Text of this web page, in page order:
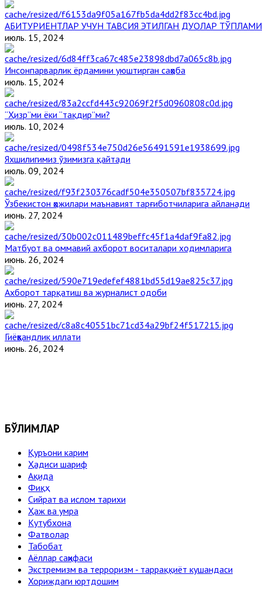
АБИТУРИЕНТЛАР УЧУН ТАВСИЯ ЭТИЛГАН ДУОЛАР ТЎПЛАМИ
июль. 15, 2024
Инсонпарварлик ёрдамини уюштирган саҳоба
июль. 15, 2024
“Ҳизр”ми ёки “тақдир”ми?
июль. 10, 2024
Яхшилигимиз ўзимизга қайтади
июль. 09, 2024
Ўзбекистон ҳожилари маънавият тарғиботчиларига айланади
июнь. 27, 2024
Матбуот ва оммавий ахборот воситалари ходимларига
июнь. 26, 2024
Ахборот тарқатиш ва журналист одоби
июнь. 27, 2024
Гиёҳвандлик иллати
июнь. 26, 2024
БЎЛИМЛАР
Қуръони карим
Ҳадиси шариф
Ақида
Фиқҳ
Сийрат ва ислом тарихи
Ҳаж ва умра
Кутубхона
Фатволар
Табобат
Аёллар саҳифаси
Экстремизм ва терроризм - тарраққиёт кушандаси
Хориждаги юртдошим